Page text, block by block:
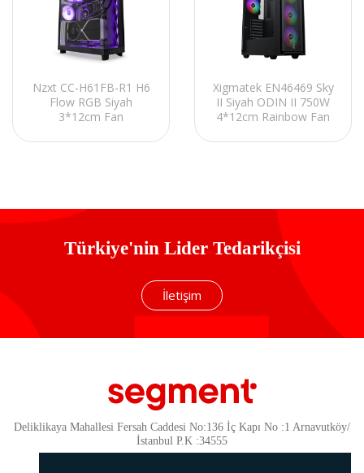
Nzxt CC-H61FB-R1 H6
Flow RGB Siyah
3*12cm Fan
Atx Mid-Tower Kasa
Xigmatek EN46469 Sky
II Siyah ODIN II 750W
4*12cm Rainbow Fan
Camlı Mid-T Gaming
Türkiye'nin Lider Tedarikçisi
İletişim
Deliklikaya Mahallesi Fersah Caddesi No:136 İç Kapı No :1 Arnavutköy/
İstanbul P.K :34555
Güvenlik